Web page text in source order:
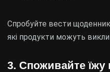
Спробуйте вести
які продукти можуть
3. Споживайте їжу